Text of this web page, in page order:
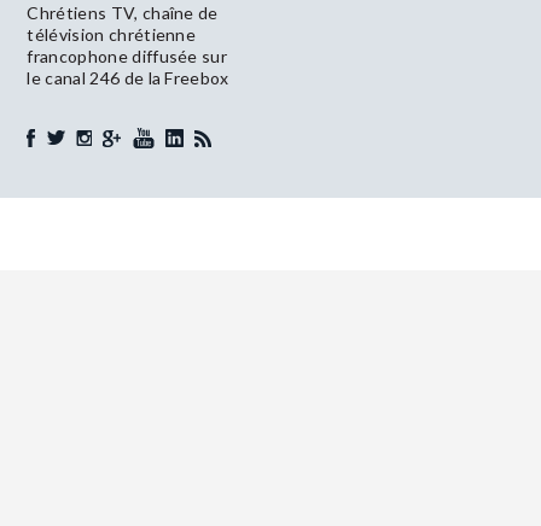
Chrétiens TV, chaîne de
télévision chrétienne
francophone diffusée sur
le canal 246 de la Freebox